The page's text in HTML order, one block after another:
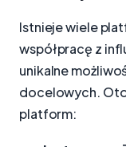
Istnieje wiele
współpracę z
unikalne
docelowych.
platform: